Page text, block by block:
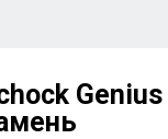
Genius